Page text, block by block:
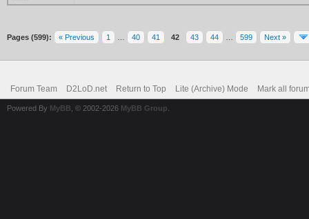
Pages (599): « Previous 1 40 41 42 43 44 599 Next »
Forum Team D2LoD.net Return to Top Lite (Archive) Mode Mark all
Powered By MyBB , © 2002-2026 MyBB Group